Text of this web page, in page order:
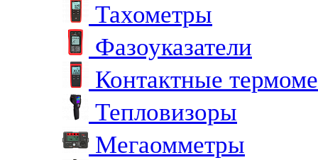
Тахометры
Фазоуказатели
Контактные
Тепловизоры
Мегаомметры